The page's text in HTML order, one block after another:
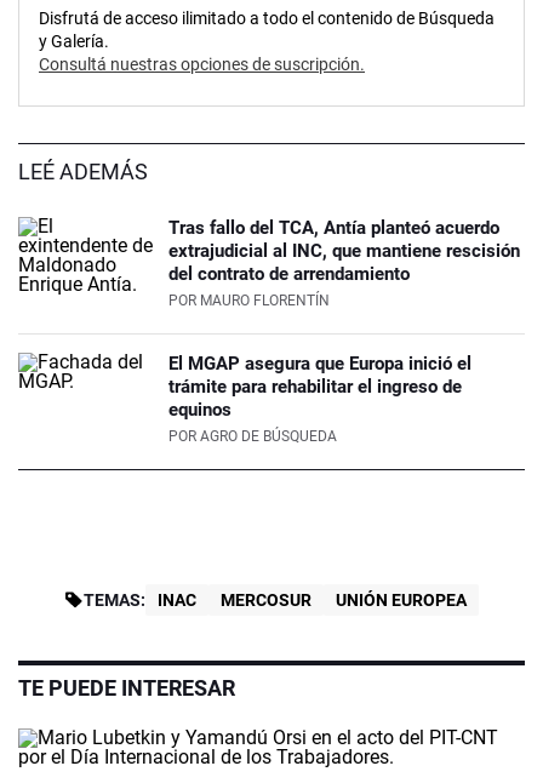
Disfrutá de acceso ilimitado a todo el contenido de Búsqueda
y Galería.
Consultá nuestras opciones de suscripción.
LEÉ ADEMÁS
Tras fallo del TCA, Antía planteó acuerdo
extrajudicial al INC, que mantiene rescisión
del contrato de arrendamiento
POR MAURO FLORENTÍN
El MGAP asegura que Europa inició el
trámite para rehabilitar el ingreso de
equinos
POR AGRO DE BÚSQUEDA
TEMAS: INAC MERCOSUR UNIÓN EUROPEA
TE PUEDE INTERESAR